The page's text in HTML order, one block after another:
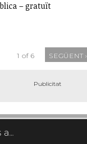
– gratuït
1 of 6 SEGÜENT ›